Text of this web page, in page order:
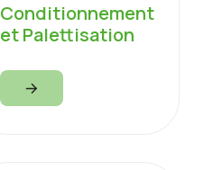
Conditionnement
et Palettisation